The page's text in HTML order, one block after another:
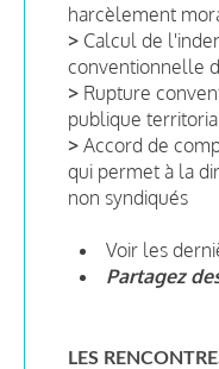
harcèlement
> Calcul de
conventionnelle
> Rupture
publique
> Accord de
qui permet à la
non syndiqués
Voir les
Partagez
LES